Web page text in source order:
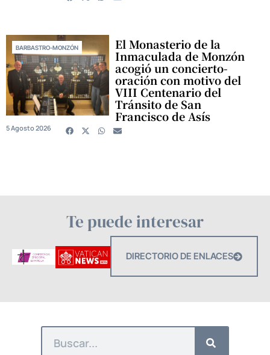
BARBASTRO-MONZÓN El Monasterio de la
Inmaculada de Monzón
acogió un concierto-
oración con motivo del
VIII Centenario del
Tránsito de San
Francisco de Asís
5 Agosto 2026
Te puede interesar
DIRECTORIO DE ENLACES